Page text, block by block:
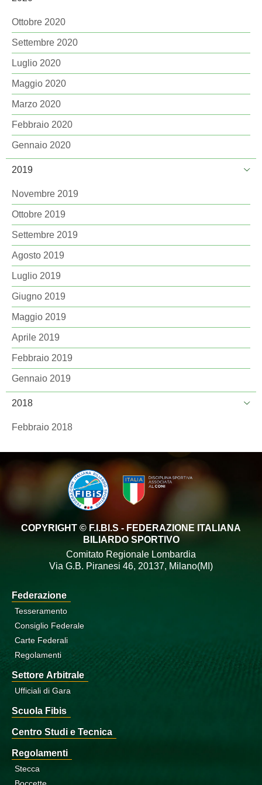
Ottobre 2020
Settembre 2020
Luglio 2020
Maggio 2020
Marzo 2020
Febbraio 2020
Gennaio 2020
2019
Novembre 2019
Ottobre 2019
Settembre 2019
Agosto 2019
Luglio 2019
Giugno 2019
Maggio 2019
Aprile 2019
Febbraio 2019
Gennaio 2019
2018
Febbraio 2018
COPYRIGHT © F.I.BI.S - FEDERAZIONE ITALIANA
BILIARDO SPORTIVO
Comitato Regionale Lombardia
Via G.B. Piranesi 46, 20137, Milano(MI)
Federazione
Tesseramento
Consiglio Federale
Carte Federali
Regolamenti
Settore Arbitrale
Ufficiali di Gara
Scuola Fibis
Centro Studi e Tecnica
Regolamenti
Stecca